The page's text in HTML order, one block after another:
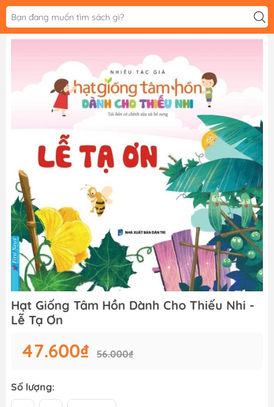
Hạt Giống Tâm Hồn Dành Cho Thiếu Nhi -
Lễ Tạ Ơn
47.600₫ 56.000₫
Số lượng: